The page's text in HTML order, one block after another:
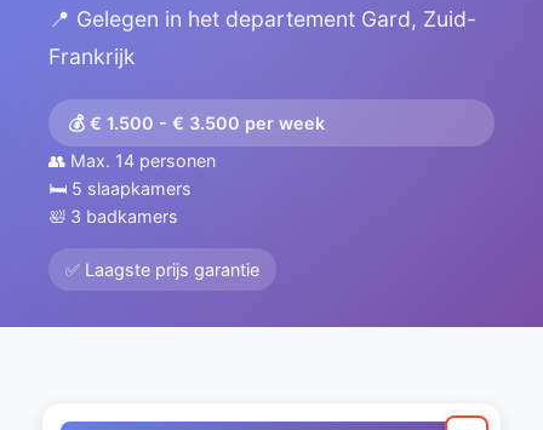
📍 Gelegen in het departement Gard, Zuid-
Frankrijk
💰 € 1.500 - € 3.500 per week
👥 Max. 14 personen
🛏️ 5 slaapkamers
🛀 3 badkamers
✅ Laagste prijs garantie